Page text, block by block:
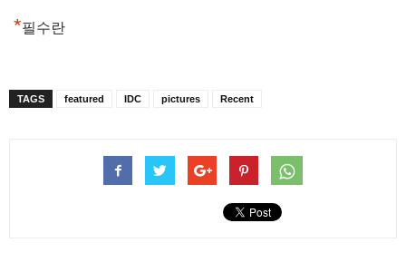
*필수란
TAGS featured IDC pictures Recent